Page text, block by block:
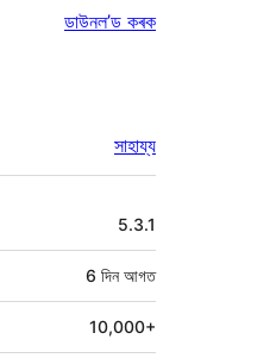
ডাউনল’ড কৰক
সাহায্য
5.3.1
6 দিনআগত
10,000+